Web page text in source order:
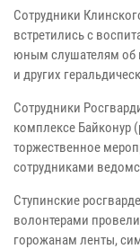
Сотрудники
встретились с
юным слушателям об
и других
Сотрудники
комплексе Байконур
торжественное
сотрудниками
Ступинские
волонтерами
горожанам ленты,